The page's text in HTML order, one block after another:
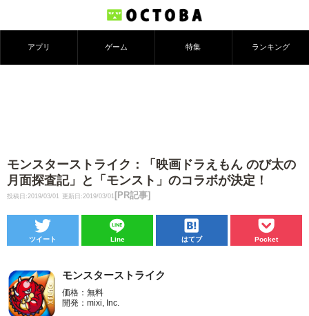
アプリ ゲーム 特集 ランキング
モンスターストライク：「映画ドラえもん のび太の
月面探査記」と「モンスト」のコラボが決定！
投稿日:2019/03/01 更新日:2019/03/01 [PR記事]
ツイート Line はてブ Pocket
モンスターストライク
価格：無料
開発：mixi, Inc.